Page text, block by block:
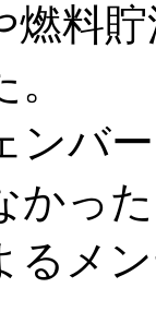
燃料
ンバ
かっ
るメ